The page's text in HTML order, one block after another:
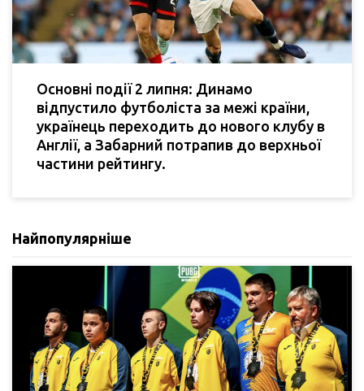
Основні події 2 липня: Динамо
відпустило футболіста за межі країни,
українець переходить до нового клубу в
Англії, а Забарний потрапив до верхньої
частини рейтингу.
Найпопулярніше